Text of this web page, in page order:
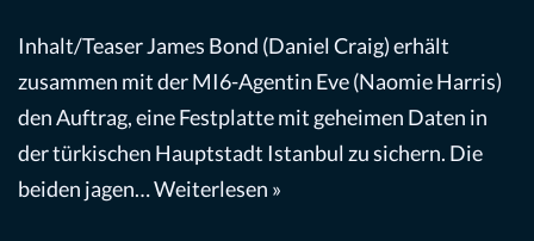
Inhalt/Teaser James Bond (Daniel Craig) erhält
zusammen mit der MI6-Agentin Eve (Naomie Harris)
den Auftrag, eine Festplatte mit geheimen Daten in
der türkischen Hauptstadt Istanbul zu sichern. Die
beiden jagen…Weiterlesen »